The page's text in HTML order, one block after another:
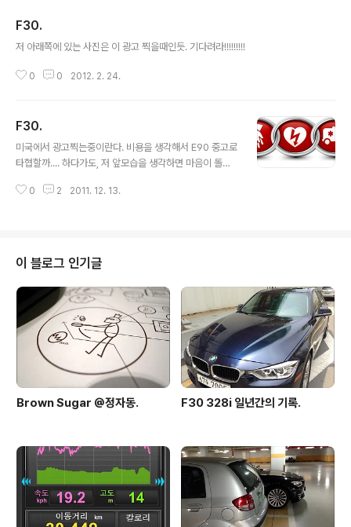
F30.
저 아래쪽에 있는 사진은 이 광고 찍을때인듯. 기다려라!!!!!!!!!
0 0 2012. 2. 24.
F30.
미국에서 광고찍는중이란다. 비용을 생각해서 E90 중고로
타협할까.... 하다가도, 저 앞모습을 생각하면 마음이 돌아
좋다. 맘에든다. 이각도도 참 좋다. 트렁크는 왜 열어놨나
도 맘에 안드는것도, 프로포션이 나빠서.(응?) 구체적으로
말하자면, 앞 오버행이 너무 긴 것이 싫다. 길기로 치면 푸
조나 삼성이 짱 무슨 오리주둥이도 아니고 여담이지만, 응
급의학과를 하는 아내는, 새로바뀐 가이드라인에서 채인오
브 서바이벌이 동그라미가 다섯개가 되어 이제 아우디를
탈 수 없게 되었단다...
0 2 2011. 12. 13.
이 블로그 인기글
Brown Sugar @정자동. F30 328i 일년간의 기록.